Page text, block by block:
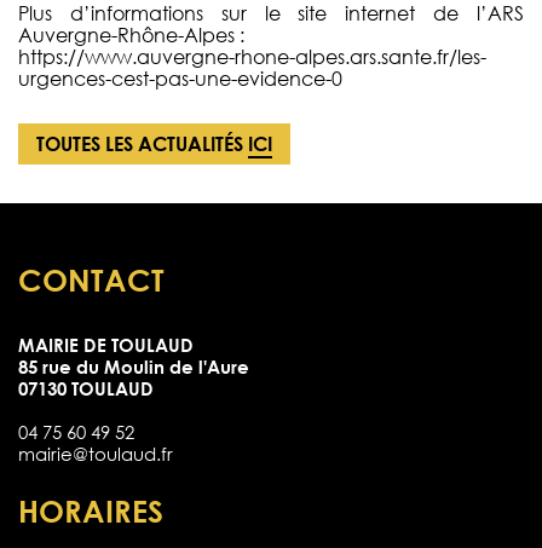
Plus d’informations sur le site internet de l’ARS
Auvergne-Rhône-Alpes :
https://www.auvergne-rhone-alpes.ars.sante.fr/les-
urgences-cest-pas-une-evidence-0
TOUTES LES ACTUALITÉS ICI
CONTACT
MAIRIE DE TOULAUD
85 rue du Moulin de l'Aure
07130 TOULAUD
04 75 60 49 52
mairie@toulaud.fr
HORAIRES